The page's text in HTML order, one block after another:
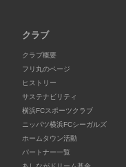
クラブ
クラブ概要
フリ丸のページ
ヒストリー
サステナビリティ
横浜FCスポーツクラブ
ニッパツ横浜FCシーガルズ
ホームタウン活動
パートナー一覧